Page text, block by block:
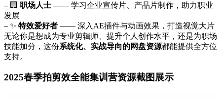
– 🏢 职场人士 —— 学习企业宣传片、产品片制作，助力职业
发展
– ✨ 特效爱好者 —— 深入AE插件与动画效果，打造视觉大片
无论你是想成为专业剪辑师、提升个人创作水平，还是为职场
技能加分，这份系统化、实战导向的网盘资源都能提供全方位
支持。
2025春季拍剪效全能集训营资源截图展示